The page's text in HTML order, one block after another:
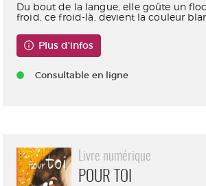
Du bout de la langue, elle goûte un
froid, ce froid-là, devient la couleur
Plus d'infos
Consultable en ligne
Livre numérique
POUR TOI